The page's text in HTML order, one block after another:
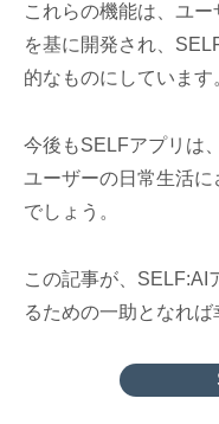
これらの機能は、ユ
を基に開発され、
的なものにしています
今後もSELFアプリは
ユーザーの日常生活
でしょう。
この記事が、SELF:AI
るための一助となれば